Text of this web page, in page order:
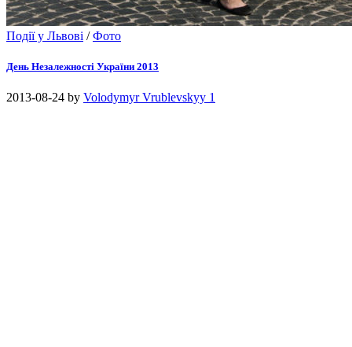
Події у Львові /Фото
День Незалежності України 2013
2013-08-24 by Volodymyr Vrublevskyy 1